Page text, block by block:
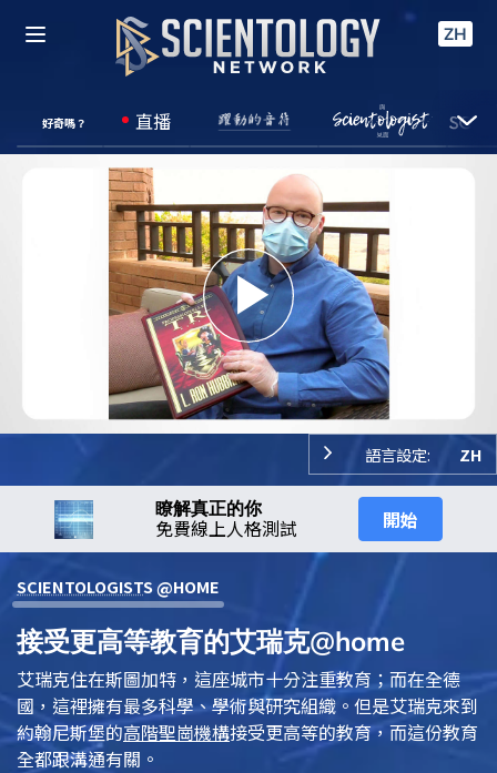
ZH
好奇嗎？ 直播
Play
Video
語言設定: ZH
瞭解真正的你
免費線上人格測試 開始
SCIENTOLOGISTS @HOME
接受更高等教育的艾瑞克@home
艾瑞克住在斯圖加特，這座城市十分注重教育；而在全德
國，這裡擁有最多科學、學術與研究組織。但是艾瑞克來到
約翰尼斯堡的高階聖崗機構接受更高等的教育，而這份教育
全都跟溝通有關。